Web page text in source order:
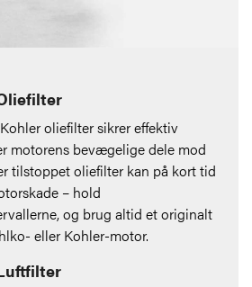
oliefilter sikrer effektiv
motorens bevægelige dele mod
tilstoppet oliefilter kan på kort tid
– hold
og brug altid et originalt
eller Kohler-motor.